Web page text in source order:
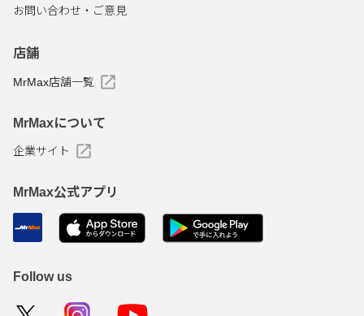
お問い合わせ・ご意見
店舗
MrMax店舗一覧
MrMaxについて
企業サイト
MrMax公式アプリ
Follow us